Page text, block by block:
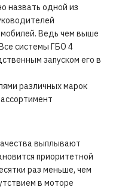
назвать одной из
Ведь чем выше
системы ГБО 4
запуском его в
различных марок
выплывают
приоритетной
раз меньше, чем
в моторе